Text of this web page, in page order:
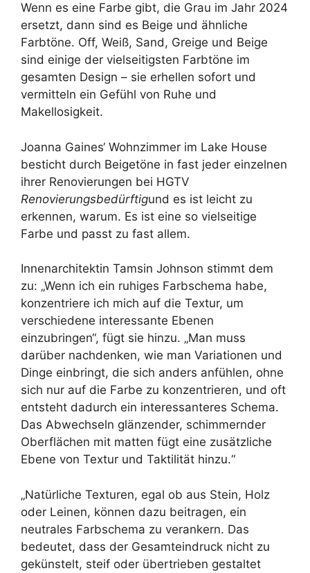
Wenn es eine Farbe gibt, die Grau im Jahr 2024
ersetzt, dann sind es Beige und ähnliche
Farbtöne. Off, Weiß, Sand, Greige und Beige
sind einige der vielseitigsten Farbtöne im
gesamten Design – sie erhellen sofort und
vermitteln ein Gefühl von Ruhe und
Makellosigkeit.
Joanna Gaines‘ Wohnzimmer im Lake House
besticht durch Beigetöne in fast jeder einzelnen
ihrer Renovierungen bei HGTV
Renovierungsbedürftigund es ist leicht zu
erkennen, warum. Es ist eine so vielseitige
Farbe und passt zu fast allem.
Innenarchitektin Tamsin Johnson stimmt dem
zu: „Wenn ich ein ruhiges Farbschema habe,
konzentriere ich mich auf die Textur, um
verschiedene interessante Ebenen
einzubringen“, fügt sie hinzu. „Man muss
darüber nachdenken, wie man Variationen und
Dinge einbringt, die sich anders anfühlen, ohne
sich nur auf die Farbe zu konzentrieren, und oft
entsteht dadurch ein interessanteres Schema.
Das Abwechseln glänzender, schimmernder
Oberflächen mit matten fügt eine zusätzliche
Ebene von Textur und Taktilität hinzu.“
„Natürliche Texturen, egal ob aus Stein, Holz
oder Leinen, können dazu beitragen, ein
neutrales Farbschema zu verankern. Das
bedeutet, dass der Gesamteindruck nicht zu
gekünstelt, steif oder übertrieben gestaltet